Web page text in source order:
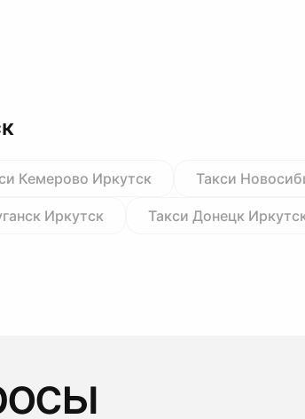
Кемерово Иркутск Такси
Иркутск Такси Донецк